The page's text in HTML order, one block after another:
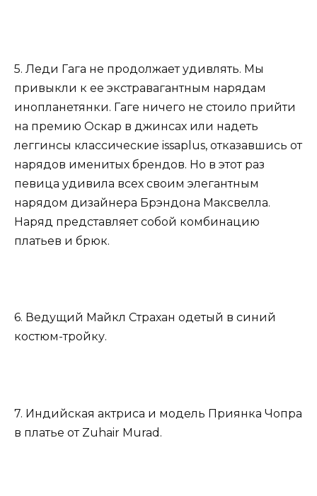
5. Леди Гага не продолжает удивлять. Мы
привыкли к ее экстравагантным нарядам
инопланетянки. Гаге ничего не стоило прийти
на премию Оскар в джинсах или надеть
леггинсы классические issaplus, отказавшись от
нарядов именитых брендов. Но в этот раз
певица удивила всех своим элегантным
нарядом дизайнера Брэндона Максвелла.
Наряд представляет собой комбинацию
платьев и брюк.
6. Ведущий Майкл Страхан одетый в синий
костюм-тройку.
7. Индийская актриса и модель Приянка Чопра
в платье от Zuhair Murad.